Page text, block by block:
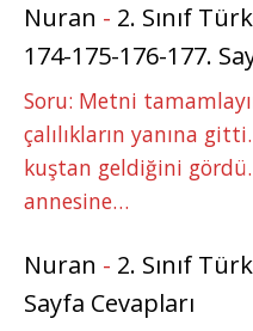
Nuran - 2. Sınıf
174-175-176-177.
Soru: Metni
çalılıkların yanına
kuştan geldiğini
annesine…
Nuran - 2. Sınıf
Sayfa Cevapları